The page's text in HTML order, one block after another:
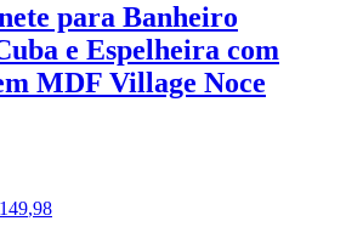
para Banheiro
e Espelheira com
MDF Village Noce
,98